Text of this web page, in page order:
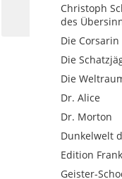
Christoph
des
Die Corsarin
Die
Die
Dr. Alice
Dr. Morton
Dunkelwelt
Edition
Geister-